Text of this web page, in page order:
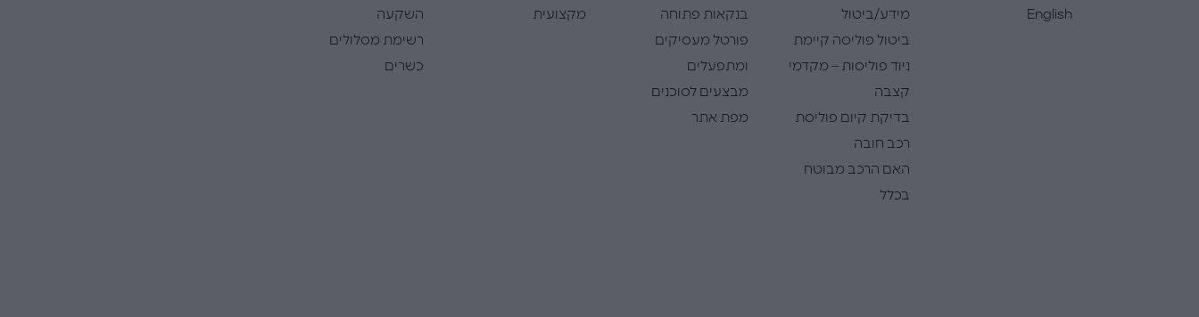
English
מידע/ביטול
ביטול פוליסה קיימת
ניוד פוליסות – מקדמי
קצבה
בדיקת קיום פוליסת
רכב חובה
האם הרכב מבוטח
בכלל
בנקאות פתוחה
פורטל מעסיקים
ומתפעלים
מבצעים לסוכנים
מפת אתר
מקצועית
השקעה
רשימת מסלולים
כשרים